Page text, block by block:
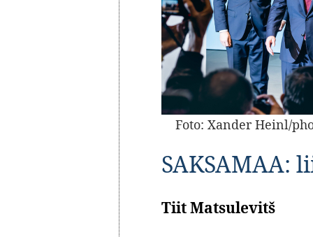
Foto: Xander Heinl/
SAKSAMAA:
Tiit Matsulevitš